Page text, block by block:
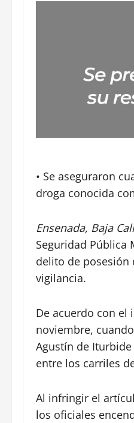
• Se aseguraron
droga conocida
Ensenada, Baja
Seguridad Pública
delito de posesión
vigilancia.
De acuerdo con el
noviembre,
Agustín de
entre los carriles
Al infringir el
los oficiales